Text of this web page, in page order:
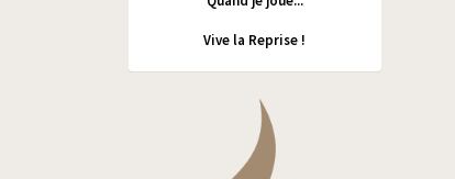
Vive la Reprise !